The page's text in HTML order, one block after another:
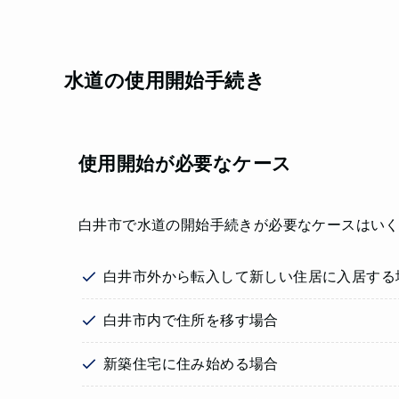
水道の使用開始手続き
使用開始が必要なケース
白井市で水道の開始手続きが必要なケースはいく
白井市外から転入して新しい住居に入居する
白井市内で住所を移す場合
新築住宅に住み始める場合